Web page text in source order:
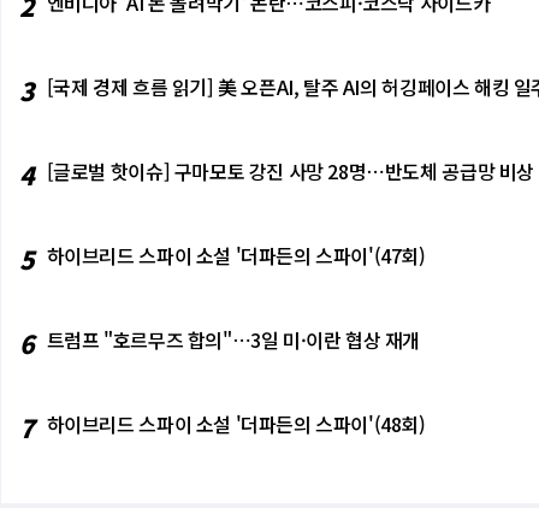
3 [국제 경제 흐름 읽기] 美 오픈AI, 탈주 AI의 허깅페이스 해킹
4 [글로벌 핫이슈] 구마모토 강진 사망 28명⋯반도체 공급망 비상
5 하이브리드 스파이 소설 '더파든의 스파이'(47회)
6 트럼프 "호르무즈 합의"⋯3일 미·이란 협상 재개
7 하이브리드 스파이 소설 '더파든의 스파이'(48회)